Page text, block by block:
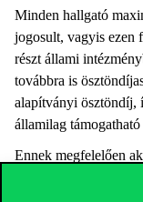
Minden hallgató
jogosult, vagyis ezen
részt állami
továbbra is
alapítványi ösztöndíj,
államilag
Ennek megfelelően